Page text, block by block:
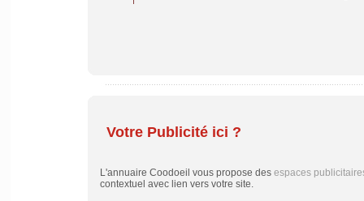
Votre Publicité ici ?
L'annuaire Coodoeil vous propose des espaces
contextuel avec lien vers votre site.